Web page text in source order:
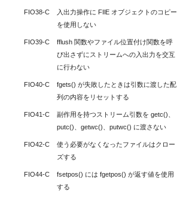
FIO38-C
入出力操作に FIlE オブジェクトのコピー
を使用しない
FIO39-C
fflush 関数やファイル位置付け関数を呼
び出さずにストリームへの入出力を交互
に行わない
FIO40-C
fgets() が失敗したときは引数に渡した配
列の内容をリセットする
FIO41-C
副作用を持つストリーム引数を getc()、
putc()、getwc()、putwc() に渡さない
FIO42-C
使う必要がなくなったファイルはクロー
ズする
FIO44-C
fsetpos() には fgetpos() が返す値を使用
する